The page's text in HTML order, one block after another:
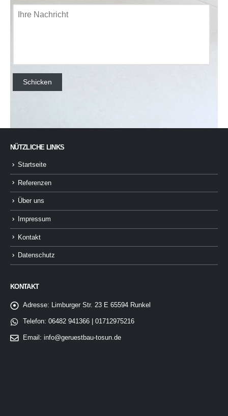
NÜTZLICHE LINKS
Startseite
Referenzen
Über uns
Impressum
Kontakt
Datenschutz
KONTAKT
Adresse: Limburger Str. 23 E 65594 Runkel
Telefon: 06482 941366 | 01712975216
Email: info@geruestbau-tosun.de